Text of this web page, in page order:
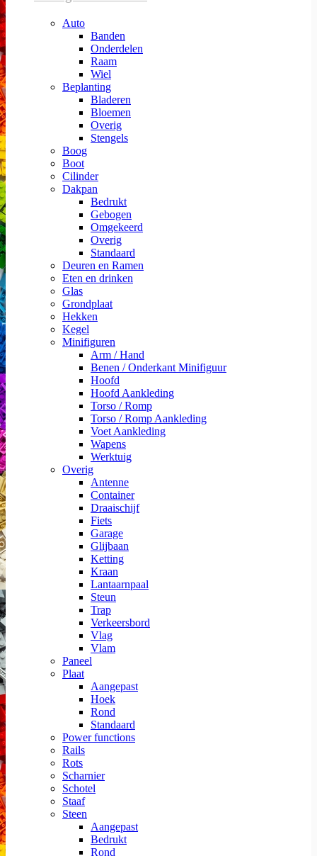
Auto
Banden
Onderdelen
Raam
Wiel
Beplanting
Bladeren
Bloemen
Overig
Stengels
Boog
Boot
Cilinder
Dakpan
Bedrukt
Gebogen
Omgekeerd
Overig
Standaard
Deuren en Ramen
Eten en drinken
Glas
Grondplaat
Hekken
Kegel
Minifiguren
Arm / Hand
Benen / Onderkant Minifiguur
Hoofd
Hoofd Aankleding
Torso / Romp
Torso / Romp Aankleding
Voet Aankleding
Wapens
Werktuig
Overig
Antenne
Container
Draaischijf
Fiets
Garage
Glijbaan
Ketting
Kraan
Lantaarnpaal
Steun
Trap
Verkeersbord
Vlag
Vlam
Paneel
Plaat
Aangepast
Hoek
Rond
Standaard
Power functions
Rails
Rots
Scharnier
Schotel
Staaf
Steen
Aangepast
Bedrukt
Rond